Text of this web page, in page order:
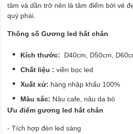
tâm và dần trở nên là tâm điểm bởi vẻ
quý phái.
Thông số Gương led hắt chân
Kích thước:
D40cm, D50cm,
Chất liệu : viền bọc led
Xuất xứ: hàng nhập khẩu 100%
Màu sắc: Nâu cafe, nâu da bò
Ưu điểm gương led hắt chân
- Tích hợp đèn led sáng